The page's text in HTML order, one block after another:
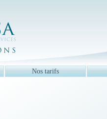
Nos tarifs